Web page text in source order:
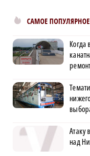
САМОЕ ПОПУЛЯРНОЕ
Когда
Атаку
над